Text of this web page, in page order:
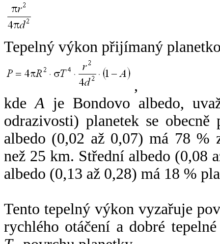
Tepelný výkon přijímaný
,
kdeA je Bondovo albedo,
odrazivosti) planetek se
albedo (0,02 až 0,07) má 78 %
než 25 km. Střední albedo (0,08
albedo (0,13 až 0,28) má 18 %
Tento tepelný výkon vyzařuje
rychlého otáčení a dobré